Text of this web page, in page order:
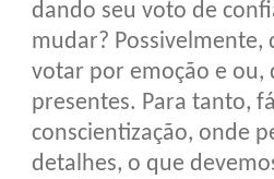
dando seu voto de
mudar?
votar por emoção e
presentes. Para tanto,
conscientização, onde
detalhes, o que